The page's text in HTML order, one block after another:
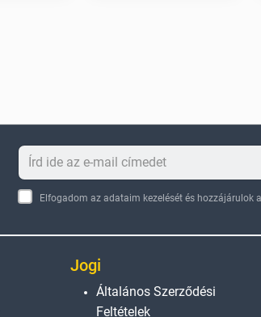
Elfogadom az adataim kezelését és hozzájárulok
Jogi
Általános Szerződési
Feltételek